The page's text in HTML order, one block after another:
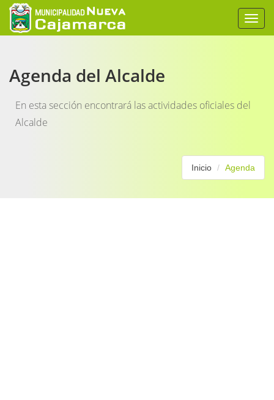
Agenda del Alcalde
En esta sección encontrará las actividades oficiales del
Alcalde
Inicio Agenda